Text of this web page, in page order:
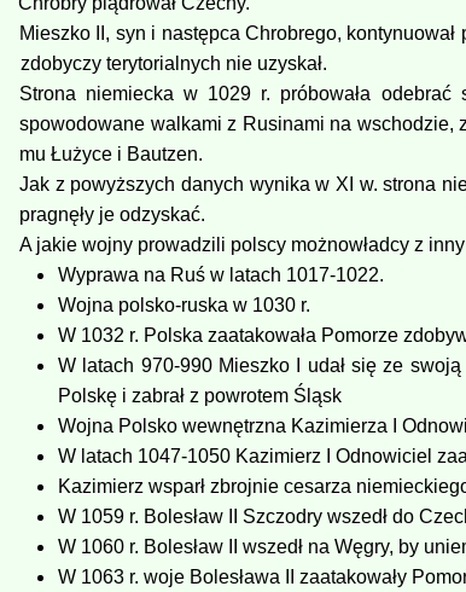
Mieszko II, syn i następca Chrobrego,
zdobyczy terytorialnych nie uzyskał.
Strona niemiecka w 1029 r. próbowała
spowodowane walkami z Rusinami na wschodzie,
mu Łużyce i Bautzen.
Jak z powyższych danych wynika w XI w. strona
pragnęły je odzyskać.
A jakie wojny prowadzili polscy możnowładcy z
Wyprawa na Ruś w latach 1017-1022.
Wojna polsko-ruska w 1030 r.
W 1032 r. Polska zaatakowała Pomorze
W latach 970-990 Mieszko I udał się ze
Polskę i zabrał z powrotem Śląsk
Wojna Polsko wewnętrzna Kazimierza I
W latach 1047-1050 Kazimierz I Odnowiciel
Kazimierz wsparł zbrojnie cesarza
W 1059 r. Bolesław II Szczodry wszedł do
W 1060 r. Bolesław II wszedł na Węgry, by
W 1063 r. woje Bolesława II zaatakowały